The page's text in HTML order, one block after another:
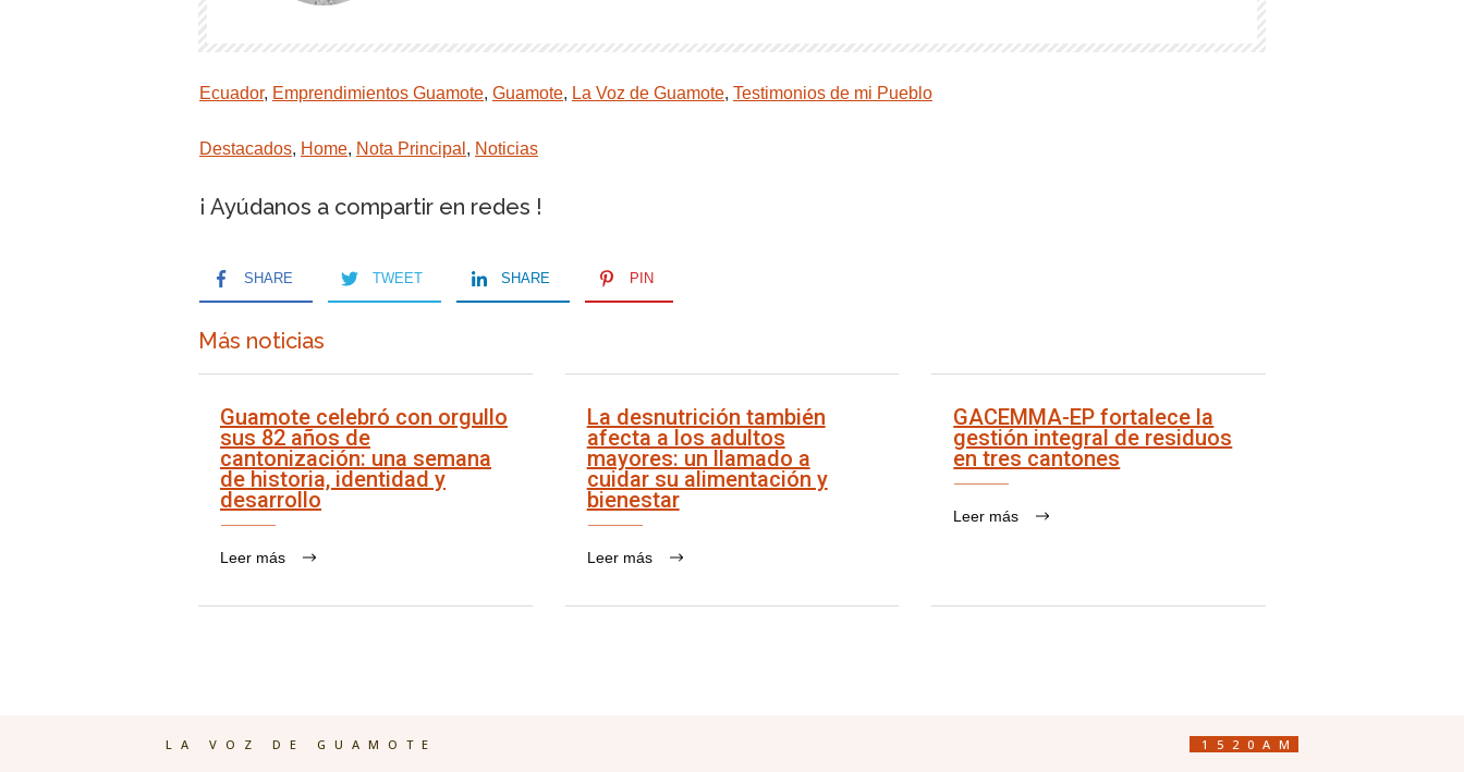
Ecuador, Emprendimientos Guamote, Guamote, La Voz de Guamote, Testimonios de mi Pueblo
Destacados, Home, Nota Principal , Noticias
¡ Ayúdanos a compartir en redes !
SHARE TWEET SHARE PIN
Más noticias
Guamote celebró con orgullo
sus 82 años de
cantonización: una semana
de historia, identidad y
desarrollo
Leer más
La desnutrición también
afecta a los adultos
mayores: un llamado a
cuidar su alimentación y
bienestar
Leer más
GACEMMA-EP fortalece la
gestión integral de residuos
en tres cantones
Leer más
LA VOZ DE GUAMOTE 1520AM